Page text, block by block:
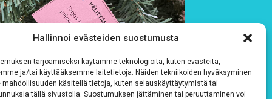
Hallinnoi evästeiden suostumusta
tarjoamiseksi käytämme teknologioita, kuten evästeitä,
ja/tai käyttääksemme laitetietoja. Näiden tekniikoiden hyväksyminen
mahdollisuuden käsitellä tietoja, kuten selauskäyttäytymistä tai
tällä sivustolla. Suostumuksen jättäminen tai peruuttaminen voi